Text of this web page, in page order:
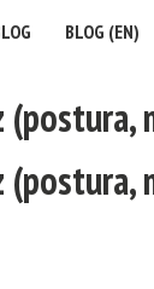
BLOG (EN)